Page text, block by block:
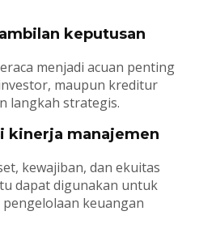
keputusan
menjadi acuan penting
maupun kreditur
langkah strategis.
kinerja manajemen
kewajiban, dan ekuitas
dapat digunakan untuk
keuangan